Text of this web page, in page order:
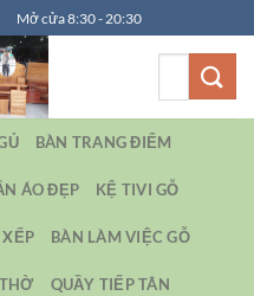
Mở cửa 8:30 - 20:30
BÀN TRANG ĐIỂM
ÁO ĐẸP KỆ TIVI GỖ
XẾP BÀN LÀM VIỆC GỖ
QUẦY TIẾP TÂN